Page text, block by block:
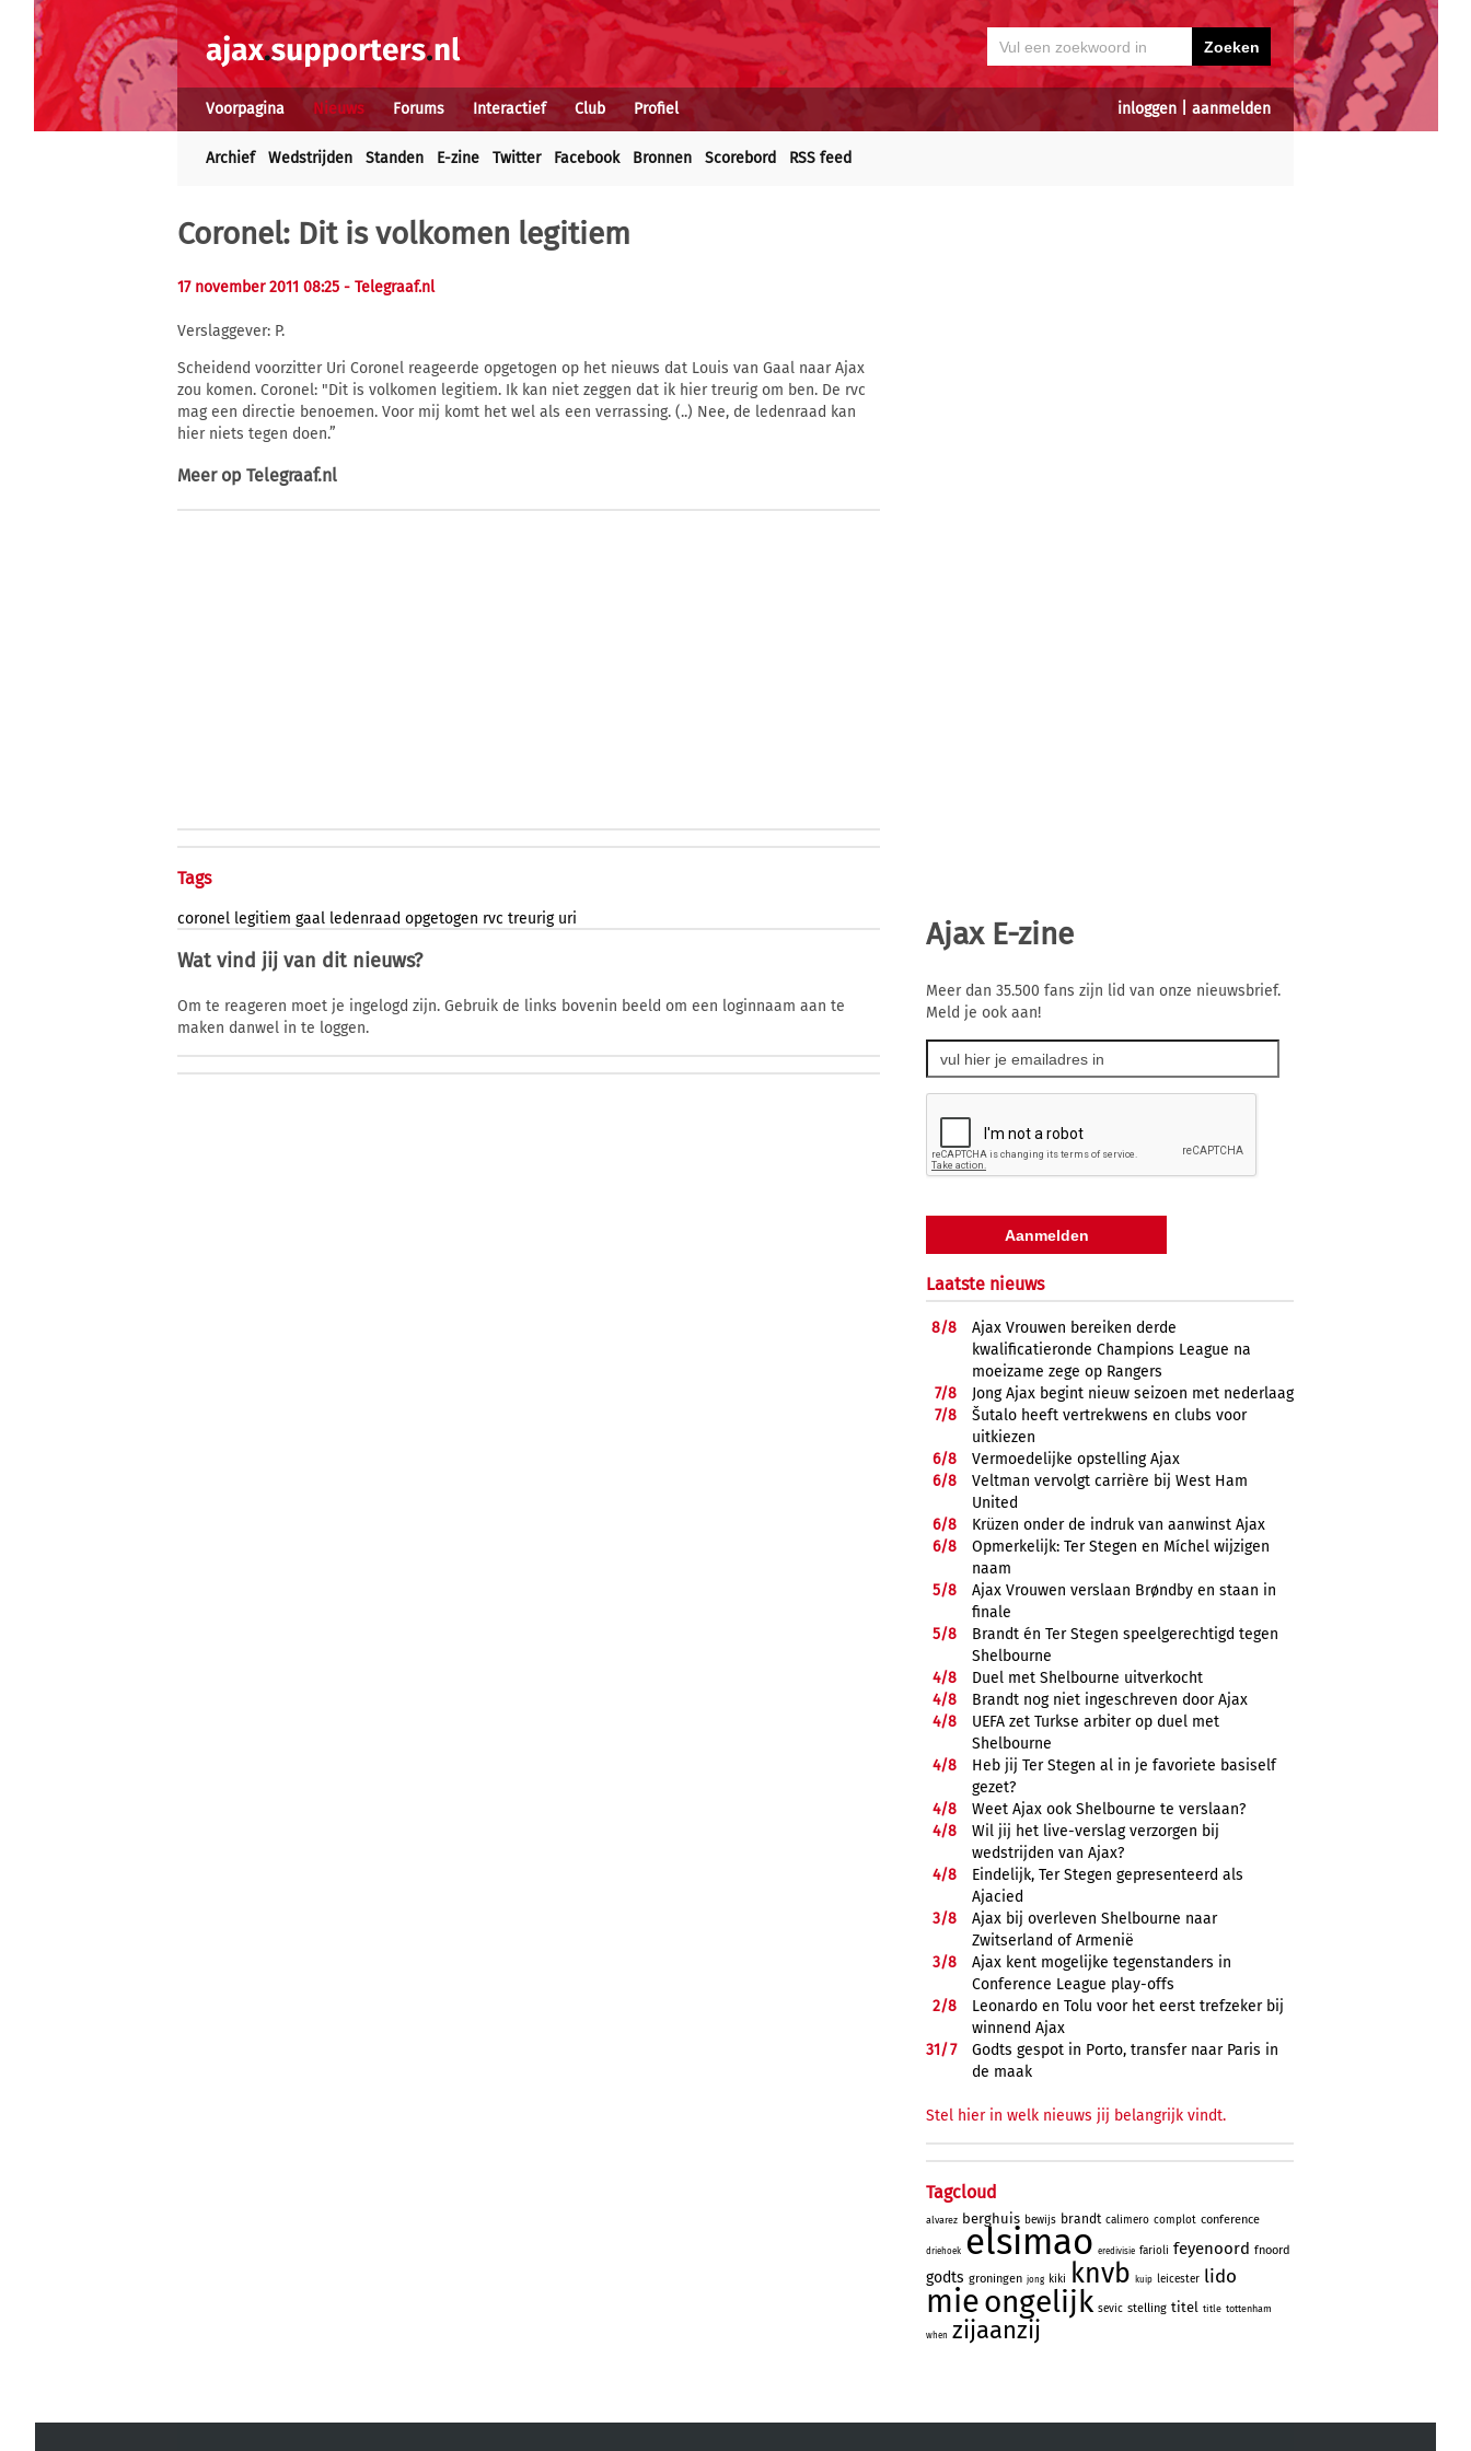
inloggen aanmelden
Voorpagina Nieuws Forums Interactief Club Profiel
Archief Wedstrijden Standen E-zine Twitter Facebook Bronnen Scorebord RSS feed
Coronel: Dit is volkomen legitiem
17 november 2011 08:25 - Telegraaf.nl
Verslaggever: P.
Scheidend voorzitter Uri Coronel reageerde opgetogen op het nieuws dat Louis van Gaal naar Ajax
zou komen. Coronel: "Dit is volkomen legitiem. Ik kan niet zeggen dat ik hier treurig om ben. De rvc
mag een directie benoemen. Voor mij komt het wel als een verrassing. (..) Nee, de ledenraad kan
hier niets tegen doen.”
Meer op Telegraaf.nl
Tags
coronel legitiem gaal ledenraad opgetogen rvc treurig uri
Wat vind jij van dit nieuws?
Om te reageren moet je ingelogd zijn. Gebruik de links bovenin beeld om een loginnaam aan te
maken danwel in te loggen.
Ajax E-zine
Meer dan 35.500 fans zijn lid van onze nieuwsbrief.
Meld je ook aan!
Laatste nieuws
8/8
Ajax Vrouwen bereiken derde
kwalificatieronde Champions League na
moeizame zege op Rangers
7/8
Jong Ajax begint nieuw seizoen met nederlaag
7/8
Šutalo heeft vertrekwens en clubs voor
uitkiezen
6/8
Vermoedelijke opstelling Ajax
6/8
Veltman vervolgt carrière bij West Ham
United
6/8
Krüzen onder de indruk van aanwinst Ajax
6/8
Opmerkelijk: Ter Stegen en Míchel wijzigen
naam
5/8
Ajax Vrouwen verslaan Brøndby en staan in
finale
5/8
Brandt én Ter Stegen speelgerechtigd tegen
Shelbourne
4/8
Duel met Shelbourne uitverkocht
4/8
Brandt nog niet ingeschreven door Ajax
4/8
UEFA zet Turkse arbiter op duel met
Shelbourne
4/8
Heb jij Ter Stegen al in je favoriete basiself
gezet?
4/8
Weet Ajax ook Shelbourne te verslaan?
4/8
Wil jij het live-verslag verzorgen bij
wedstrijden van Ajax?
4/8
Eindelijk, Ter Stegen gepresenteerd als
Ajacied
3/8
Ajax bij overleven Shelbourne naar
Zwitserland of Armenië
3/8
Ajax kent mogelijke tegenstanders in
Conference League play-offs
2/8
Leonardo en Tolu voor het eerst trefzeker bij
winnend Ajax
31/7
Godts gespot in Porto, transfer naar Paris in
de maak
Stel hier in welk nieuws jij belangrijk vindt.
Tagcloud
alvarez berghuis bewijs brandt calimero complot conference
driehoek elsimao eredivisie farioli feyenoord fnoord
godts groningen jong kiki knvb kuip leicester lido
mieongelijk sevic stelling titel title tottenham
when zijaanzij